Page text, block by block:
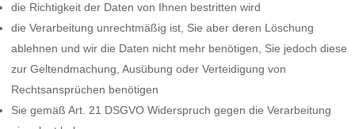
die Richtigkeit der Daten von Ihnen bestritten wird
die Verarbeitung unrechtmäßig ist, Sie aber deren Löschung
ablehnen und wir die Daten nicht mehr benötigen, Sie jedoch diese
zur Geltendmachung, Ausübung oder Verteidigung von
Rechtsansprüchen benötigen
Sie gemäß Art. 21 DSGVO Widerspruch gegen die Verarbeitung